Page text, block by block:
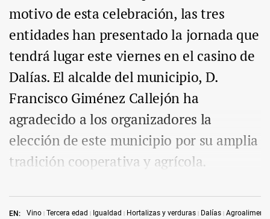
EN: Vino Tercera edad Igualdad Hortalizas y verduras Dalías
motivo de esta celebración, las tres
entidades han presentado la jornada que
tendrá lugar este viernes en el casino de
Dalías. El alcalde del municipio, D.
Francisco Giménez Callejón ha
agradecido a los organizadores la
elección de este municipio por su amplia
tradición cooperativa y agrícola.